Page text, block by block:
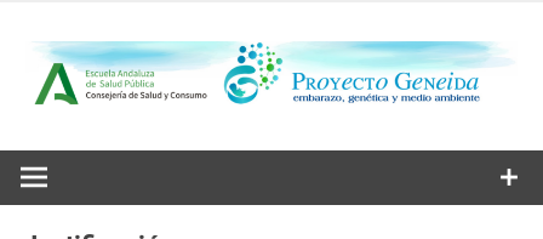
contenido
Proyecto
Geneida